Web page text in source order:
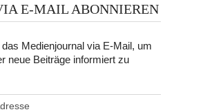
E-MAIL ABONNIEREN
Medienjournal via E-Mail, um
neue Beiträge informiert zu